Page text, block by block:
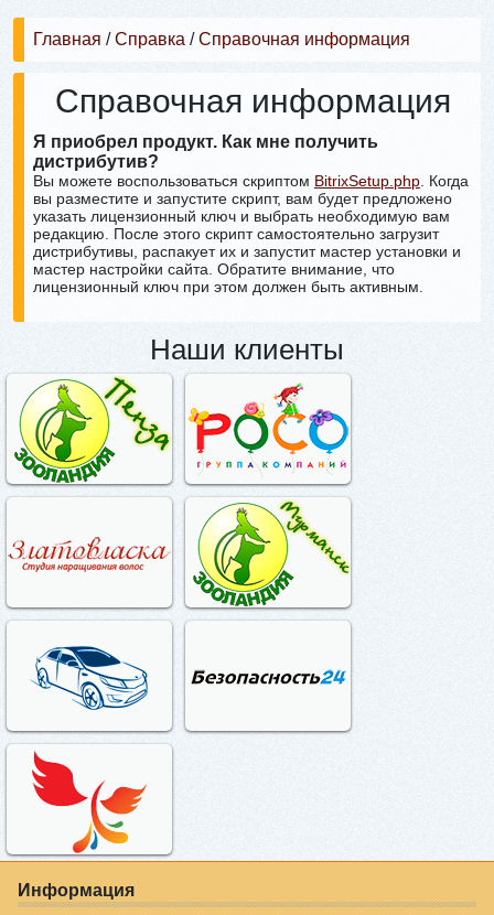
Главная /Справка /Справочная информация
Справочная информация
Я приобрел продукт. Как мне получить
дистрибутив?
Вы можете воспользоваться скриптом BitrixSetup.php . Когда
вы разместите и запустите скрипт, вам будет предложено
указать лицензионный ключ и выбрать необходимую вам
редакцию. После этого скрипт самостоятельно загрузит
дистрибутивы, распакует их и запустит мастер установки и
мастер настройки сайта. Обратите внимание, что
лицензионный ключ при этом должен быть активным.⁠
Наши клиенты
Информация